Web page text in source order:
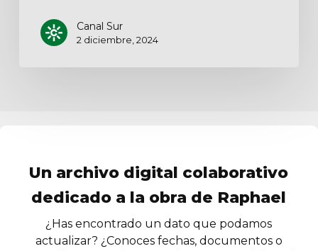
Canal Sur
2 diciembre, 2024
Un archivo digital colaborativo
dedicado a la obra de Raphael
¿Has encontrado un dato que podamos
actualizar? ¿Conoces fechas, documentos o